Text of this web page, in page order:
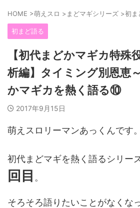
HOME >萌えスロ > まどマギシリーズ >初ま
初まど語る
【初代まどかマギカ特殊
析編】タイミング別恩恵
かマギカを熱く語る⑩
2017年9月15日
萌えスロリーマンあっくんです。
初代まどマギを熱く語るシリー
回目 。
そろそろ語りたいことがなくな